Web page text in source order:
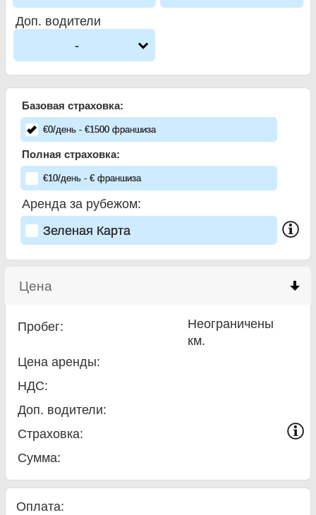
Доп. водители
-
Базовая страховка:
€0/день - €1500франшиза
Полная страховка:
€10/день - €франшиза
Аренда за рубежом:
Зеленая Карта
Цена
Пробег:
Неограничены
км.
Цена аренды:
НДС:
Доп. водители:
Страховка:
Сумма:
Оплата: